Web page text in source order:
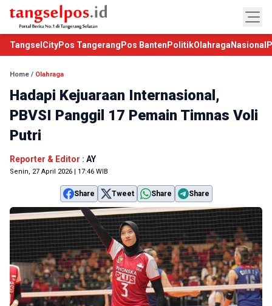
TangselCityPos Tangerang Pos Banten PolitikOlahraga Nasional
Home / Olahraga
Hadapi Kejuaraan Internasional,
PBVSI Panggil 17 Pemain Timnas Voli
Putri
Reporter & Editor : AY
Senin, 27 April 2026 | 17:46 WIB
Share Tweet Share Share